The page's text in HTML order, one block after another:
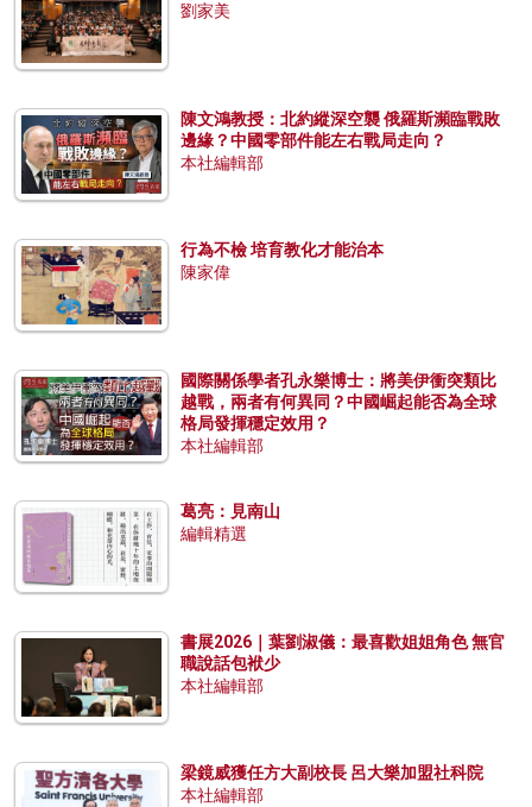
劉家美
陳文鴻教授：北約縱深空襲 俄羅斯瀕臨戰敗
邊緣？中國零部件能左右戰局走向？
本社編輯部
行為不檢 培育教化才能治本
陳家偉
國際關係學者孔永樂博士：將美伊衝突類比
越戰，兩者有何異同？中國崛起能否為全球
格局發揮穩定效用？
本社編輯部
葛亮：見南山
編輯精選
書展2026｜葉劉淑儀：最喜歡姐姐角色 無官
職說話包袱少
本社編輯部
梁鏡威獲任方大副校長 呂大樂加盟社科院
本社編輯部